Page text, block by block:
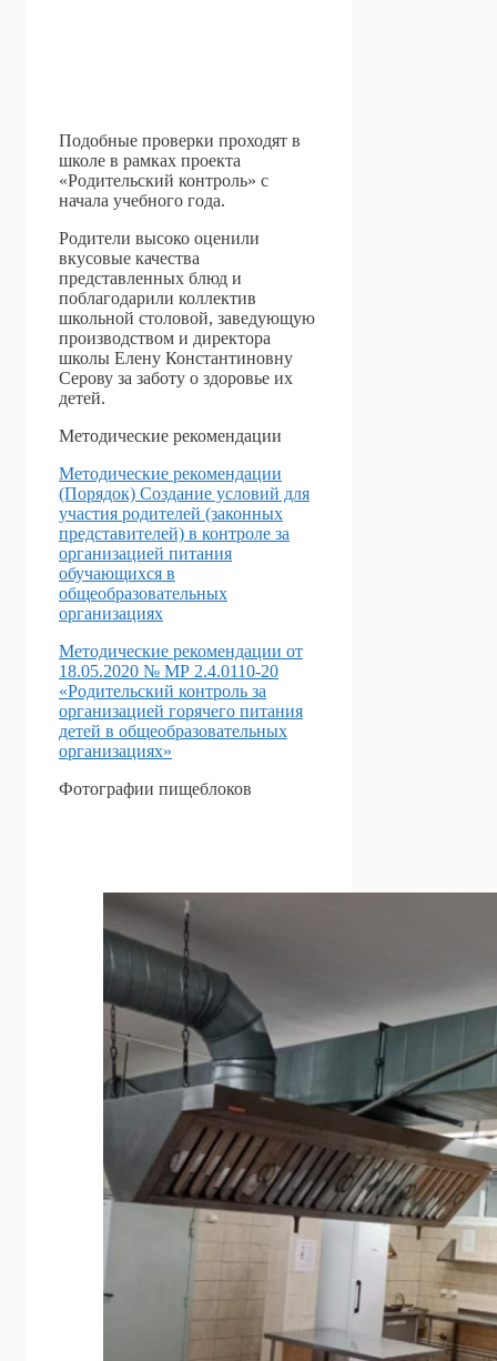
Подобные проверки проходят в
школе в рамках проекта
«Родительский контроль» с
начала учебного года.
Родители высоко оценили
вкусовые качества
представленных блюд и
поблагодарили коллектив
школьной столовой, заведующую
производством и директора
школы Елену Константиновну
Серову за заботу о здоровье их
детей.
Методические рекомендации
Методические рекомендации
(Порядок) Создание условий для
участия родителей (законных
представителей) в контроле за
организацией питания
обучающихся в
общеобразовательных
организациях
Методические рекомендации от
18.05.2020 № МР 2.4.0110-20
«Родительский контроль за
организацией горячего питания
детей в общеобразовательных
организациях»
Фотографии пищеблоков